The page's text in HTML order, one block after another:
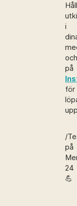
Håll
i
och
på
för
/
på
24
💪